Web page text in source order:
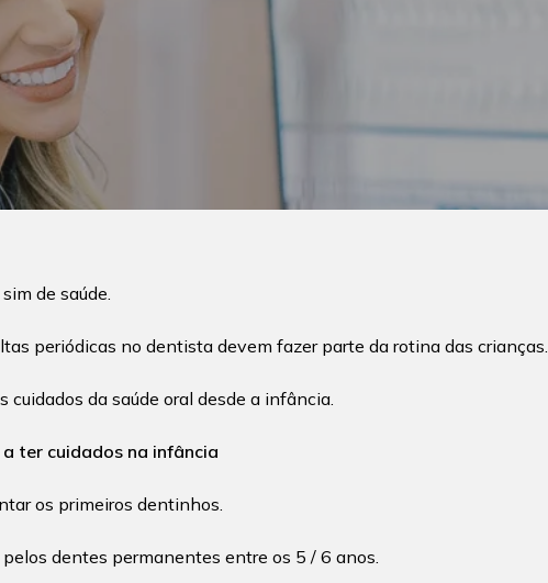
de saúde.
periódicas no dentista devem fazer parte da rotina das crianças.
da saúde oral desde a infância.
ter cuidados na infância
os primeiros dentinhos.
dentes permanentes entre os 5 / 6 anos.